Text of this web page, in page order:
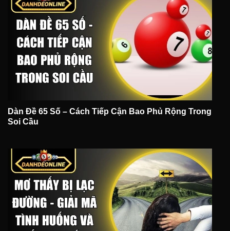
Dàn Đề 65 Số – Cách Tiếp Cận Bao Phủ Rộng Trong
Soi Cầu